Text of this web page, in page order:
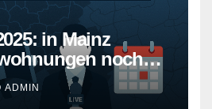
in Mainz
noch
ADMIN